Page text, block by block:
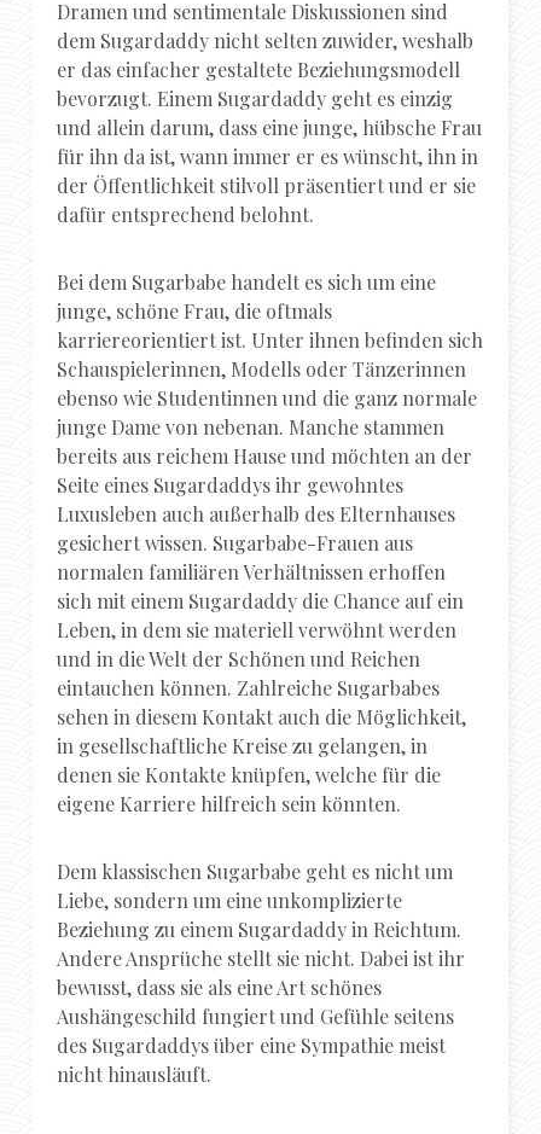
Dramen und sentimentale Diskussionen sind
dem Sugardaddy nicht selten zuwider, weshalb
er das einfacher gestaltete Beziehungsmodell
bevorzugt. Einem Sugardaddy geht es einzig
und allein darum, dass eine junge, hübsche Frau
für ihn da ist, wann immer er es wünscht, ihn in
der Öffentlichkeit stilvoll präsentiert und er sie
dafür entsprechend belohnt.
Bei dem Sugarbabe handelt es sich um eine
junge, schöne Frau, die oftmals
karriereorientiert ist. Unter ihnen befinden sich
Schauspielerinnen, Modells oder Tänzerinnen
ebenso wie Studentinnen und die ganz normale
junge Dame von nebenan. Manche stammen
bereits aus reichem Hause und möchten an der
Seite eines Sugardaddys ihr gewohntes
Luxusleben auch außerhalb des Elternhauses
gesichert wissen. Sugarbabe-Frauen aus
normalen familiären Verhältnissen erhoffen
sich mit einem Sugardaddy die Chance auf ein
Leben, in dem sie materiell verwöhnt werden
und in die Welt der Schönen und Reichen
eintauchen können. Zahlreiche Sugarbabes
sehen in diesem Kontakt auch die Möglichkeit,
in gesellschaftliche Kreise zu gelangen, in
denen sie Kontakte knüpfen, welche für die
eigene Karriere hilfreich sein könnten.
Dem klassischen Sugarbabe geht es nicht um
Liebe, sondern um eine unkomplizierte
Beziehung zu einem Sugardaddy in Reichtum.
Andere Ansprüche stellt sie nicht. Dabei ist ihr
bewusst, dass sie als eine Art schönes
Aushängeschild fungiert und Gefühle seitens
des Sugardaddys über eine Sympathie meist
nicht hinausläuft.